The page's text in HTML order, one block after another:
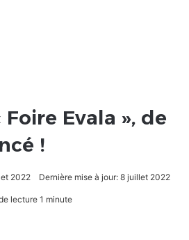
Evala », de
!
2022 Dernière mise à jour: 8 juillet 2022
lecture 1 minute